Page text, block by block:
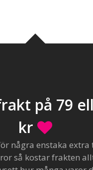
på 79
kr
några enstaka extra
så kostar frakten